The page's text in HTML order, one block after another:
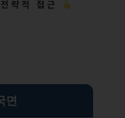
략적 접근
면